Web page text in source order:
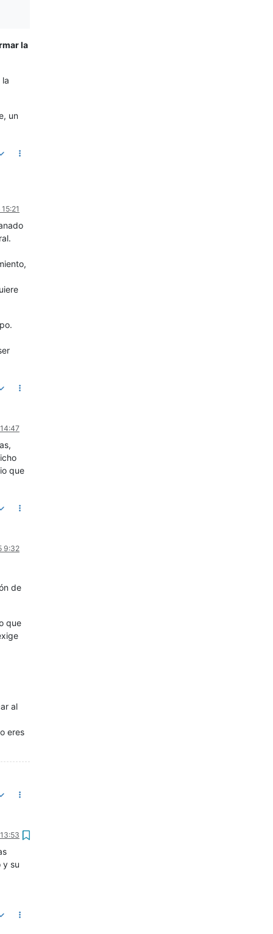
la
un
que
9:32
de
que
al
eres
y su